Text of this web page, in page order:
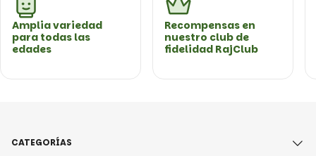
Amplia variedad
para todas las
edades
Recompensas en
nuestro club de
fidelidad RajClub
CATEGORÍAS